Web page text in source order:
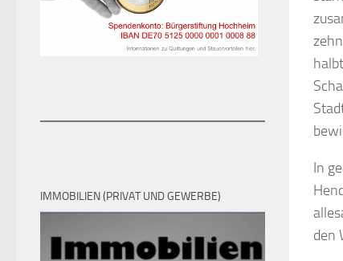
In
den
IMMOBILIEN (PRIVAT UND GEWERBE)